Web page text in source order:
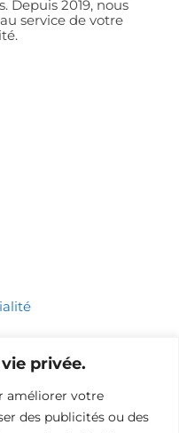
privée.
améliorer votre
des publicités ou des
Depuis 2019, nous
service de votre